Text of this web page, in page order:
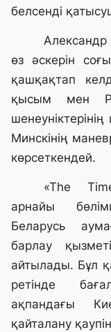
белсенді
өз әскерін
қашқақтап
қысым мен
Минскінің
көрсеткендей.
«The
арнайы
Беларусь
барлау
айтылады. Бұл
ретінде
ақпандағы
қайталану